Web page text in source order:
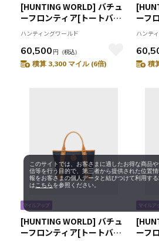
[HUNTING WORLD] バチュ
ーフロンティア[トートバッ
グS 2354BFR]ブラック
6109092508
ハンティングワールド
60,500 円 （税込）
積算 3,300 マイル (6倍)
ーフ
グS
ハンテ
積
[HUNTING WORLD] バチュ
ーフロンティア[トートバッ
ーフ
このサイトでは、お客さまに適したお得な商品
信等を行う目的で、第三者から提供された位置
報をお客さまの個人データと結びつけて利用す
は こちらを参照ください。